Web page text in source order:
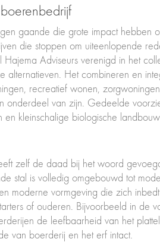
gaande die grote impact hebben
die stoppen om uiteenlopende
Hajema Adviseurs verenigd in het
alternatieven. Het combineren en
recreatief wonen,
onderdeel van zijn. Gedeelde
en kleinschalige biologische
zelf de daad bij het woord
stal is volledig omgebouwd tot
moderne vormgeving die zich
of ouderen. Bijvoorbeeld in de
de leefbaarheid van het
van boerderij en het erf intact.